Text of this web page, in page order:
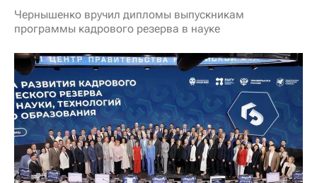
Чернышенко вручил дипломы выпускникам
программы кадрового резерва в науке